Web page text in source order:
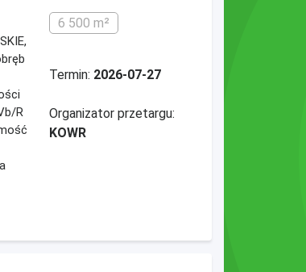
R
6 500 m²
Termin: 2026-07-27
Organizator przetargu:
KOWR